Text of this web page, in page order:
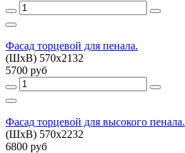
Фасад торцевой для пенала.
(ШхВ) 570х2132
5700 руб
Фасад торцевой для высокого пенала.
(ШхВ) 570х2232
6800 руб